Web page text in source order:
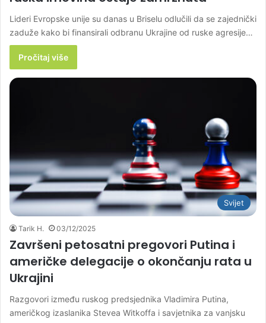
Lideri Evropske unije su danas u Briselu odlučili da se zajednički
zaduže kako bi finansirali odbranu Ukrajine od ruske agresije…
Pročitaj više
Svijet
Tarik H. 03/12/2025
Završeni petosatni pregovori Putina i
američke delegacije o okončanju rata u
Ukrajini
Razgovori između ruskog predsjednika Vladimira Putina,
američkog izaslanika Stevea Witkoffa i savjetnika za vanjsku